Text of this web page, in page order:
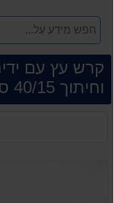
קרש עץ עם
וחיתוך 40/15 סמ ארקוסטיל